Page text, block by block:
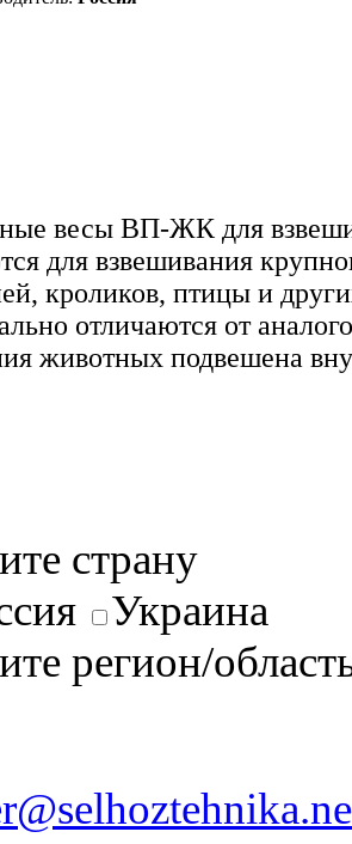
весы ВП-ЖК для
для взвешивания
кроликов, птицы и
отличаются от
животных подвешена
страну
Украина
регион/